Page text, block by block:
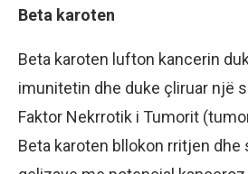
Beta karoten
Beta karoten lufton kancerin
imunitetin dhe duke çliruar një
Faktor Nekrrotik i Tumorit
Beta karoten bllokon rritjen dhe